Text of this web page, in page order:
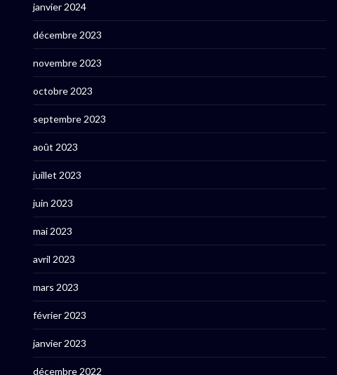
janvier 2024
décembre 2023
novembre 2023
octobre 2023
septembre 2023
août 2023
juillet 2023
juin 2023
mai 2023
avril 2023
mars 2023
février 2023
janvier 2023
décembre 2022